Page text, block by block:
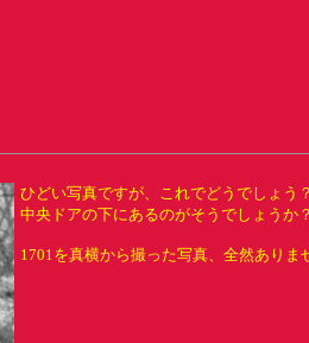
ひどい写真ですが、これでどうでしょう？
中央ドアの下にあるのがそうでしょうか？
1701を真横から撮った写真、全然ありま